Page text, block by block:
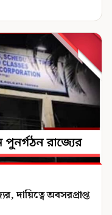
দায়িত্বে অবসরপ্রাপ্ত